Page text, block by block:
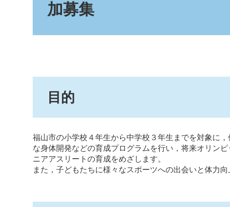
加募集
目的
福山市の小学校４年生から中学校３年生までを対象に
な身体開発などの育成プログラムを行い，将来オリン
ニアアスリートの育成をめざします。
また，子どもたちに様々なスポーツへの出会いと体力向